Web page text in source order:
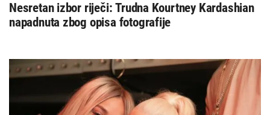
Nesretan izbor riječi: Trudna Kourtney Kardashian
napadnuta zbog opisa fotografije